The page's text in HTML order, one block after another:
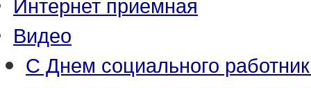
Видео
С Днем социального